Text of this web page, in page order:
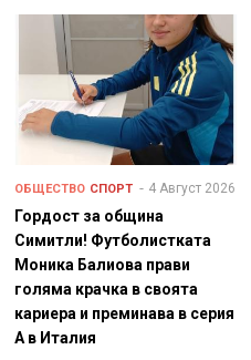
ОБЩЕСТВО СПОРТ 4 Август 2026
Гордост за община
Симитли! Футболистката
Моника Балиова прави
голяма крачка в своята
кариера и преминава в серия
А в Италия